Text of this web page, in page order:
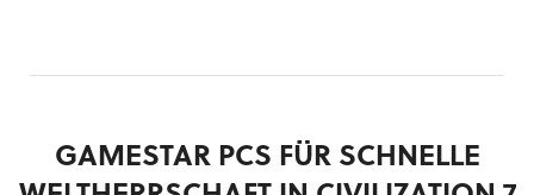
GAMESTAR PCS FÜR SCHNELLE